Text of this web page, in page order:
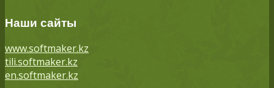
Наши сайты
www.softmaker.kz
tili.softmaker.kz
en.softmaker.kz